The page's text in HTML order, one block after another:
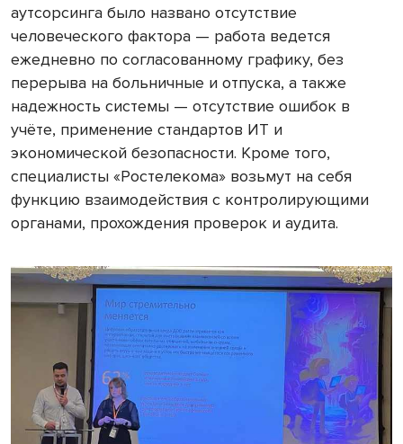
аутсорсинга было названо отсутствие
человеческого фактора — работа ведется
ежедневно по согласованному графику, без
перерыва на больничные и отпуска, а также
надежность системы — отсутствие ошибок в
учёте, применение стандартов ИТ и
экономической безопасности. Кроме того,
специалисты «Ростелекома» возьмут на себя
функцию взаимодействия с контролирующими
органами, прохождения проверок и аудита.